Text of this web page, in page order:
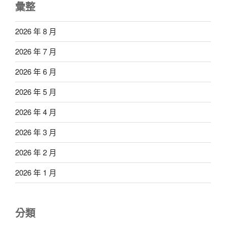
彙整
2026 年 8 月
2026 年 7 月
2026 年 6 月
2026 年 5 月
2026 年 4 月
2026 年 3 月
2026 年 2 月
2026 年 1 月
分類